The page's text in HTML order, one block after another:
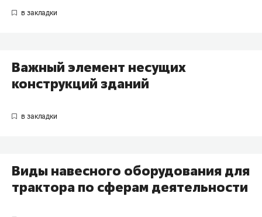
Важный элемент несущих
конструкций зданий
Виды навесного оборудования для
трактора по сферам деятельности